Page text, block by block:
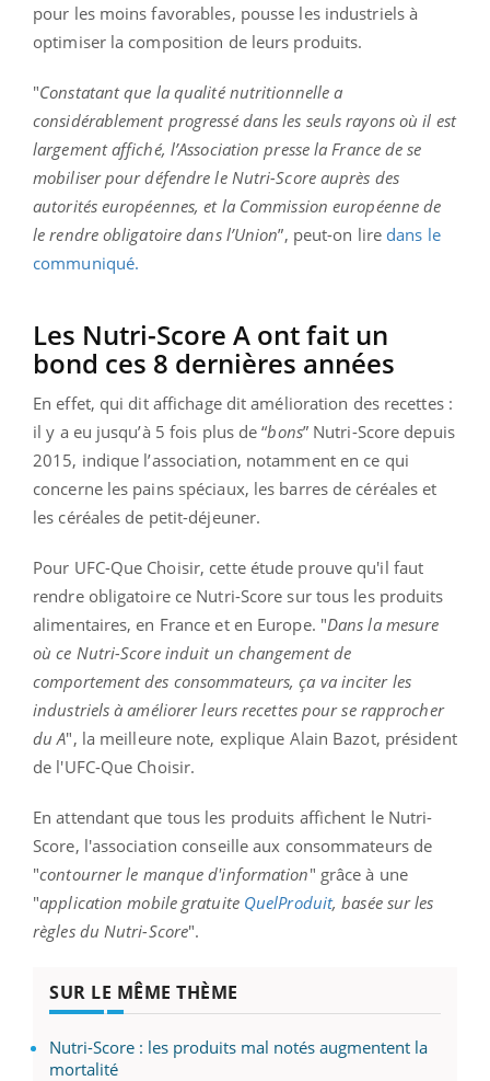
pour les moins favorables, pousse les industriels à
optimiser la composition de leurs produits.
"Constatant que la qualité nutritionnelle a
considérablement progressé dans les seuls rayons où il est
largement affiché, l’Association presse la France de se
mobiliser pour défendre le Nutri-Score auprès des
autorités européennes, et la Commission européenne de
le rendre obligatoire dans l’Union”, peut-on lire dans le
communiqué.
Les Nutri-Score A ont fait un
bond ces 8 dernières années
En effet, qui dit affichage dit amélioration des recettes :
il y a eu jusqu’à 5 fois plus de “bons” Nutri-Score depuis
2015, indique l’association, notamment en ce qui
concerne les pains spéciaux, les barres de céréales et
les céréales de petit-déjeuner.
Pour UFC-Que Choisir, cette étude prouve qu'il faut
rendre obligatoire ce Nutri-Score sur tous les produits
alimentaires, en France et en Europe. "Dans la mesure
où ce Nutri-Score induit un changement de
comportement des consommateurs, ça va inciter les
industriels à améliorer leurs recettes pour se rapprocher
du A", la meilleure note, explique Alain Bazot, président
de l'UFC-Que Choisir.
En attendant que tous les produits affichent le Nutri-
Score, l'association conseille aux consommateurs de
"contourner le manque d'information" grâce à une
"application mobile gratuite QuelProduit, basée sur les
règles du Nutri-Score".
SUR LE MÊME THÈME
Nutri-Score : les produits mal notés augmentent la
mortalité